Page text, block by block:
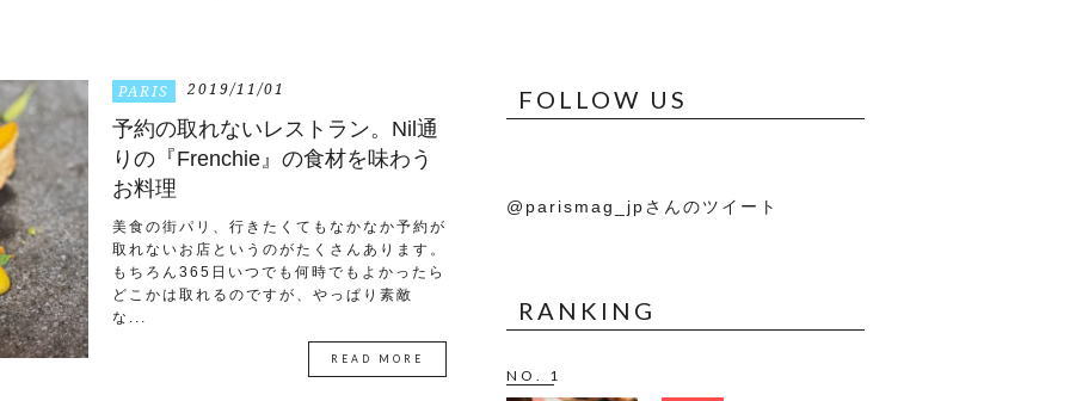
PARIS 2019/11/01
予約の取れないレストラン。Nil通
りの『Frenchie』の食材を味わう
お料理
美食の街パリ、行きたくてもなかなか予約が
取れないお店というのがたくさんあります。
もちろん365日いつでも何時でもよかったら
どこかは取れるのですが、やっぱり素敵
な...
READ MORE
FOLLOW US
@parismag_jpさんのツイート
RANKING
NO. 1